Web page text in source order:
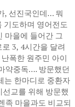
, 선진국인데… 뭐
기도하며 영어전도
마을에 들어간 그
3, 4시간을 달려
폭한 원주민 아이
약중독…. 방문했던
는 한마디로 중환자
교를 위해 방문했
족 마을과도 비교되